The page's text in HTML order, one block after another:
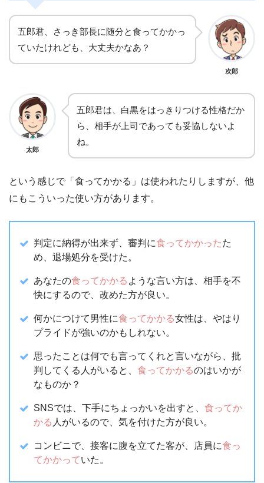
五郎君、さっき部長に随分と食ってかかっ
ていたけれども、大丈夫かなあ？
次郎
太郎
五郎君は、白黒をはっきりつける性格だか
ら、相手が上司であっても妥協しないよ
ね。
という感じで「食ってかかる」は使われたりしますが、他
にもこういった使い方があります。
判定に納得が出来ず、審判に食ってかかったた
め、退場処分を受けた。
あなたの食ってかかる ような言い方は、相手を不
快にするので、改めた方が良い。
何かにつけて男性に食ってかかる女性は、やはり
プライドが強いのかもしれない。
思ったことは何でも言ってくれと言いながら、批
判してくる人がいると、 食ってかかるのはいかが
なものか？
SNSでは、下手にちょっかいを出すと、 食ってか
かる 人がいるので、気を付けた方が良い。
コンビニで、接客に腹を立てた客が、店員に食っ
てかかっていた。